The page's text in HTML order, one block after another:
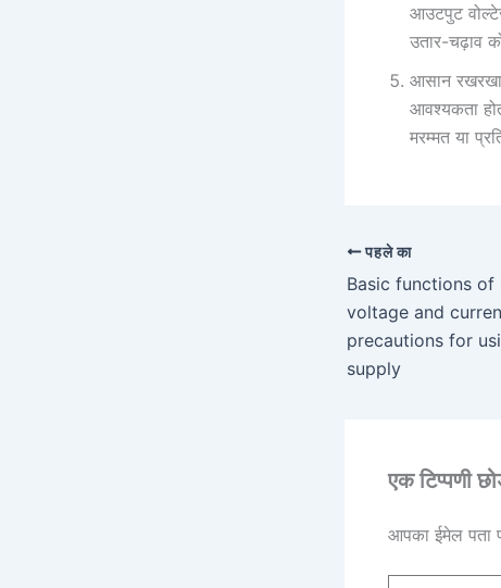
आउटपुट
उतार-चढ़ाव
आसान
आवश्यकता
मरम्मत या
पहले का
Basic functions of
voltage and
precautions for
supply
एक टिप्पणी
आपका ईमेल पता